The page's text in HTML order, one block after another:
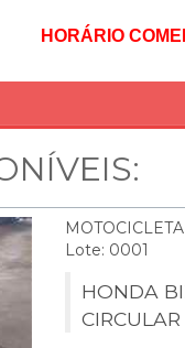
HORÁRIO
Lote: 0001
HONDA